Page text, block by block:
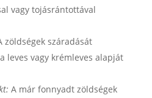
vagy tojásrántottával
zöldségek száradását
leves vagy krémleves alapját
A már fonnyadt zöldségek